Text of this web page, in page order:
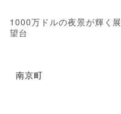
1000万ドルの夜景が輝く展
望台
南京町